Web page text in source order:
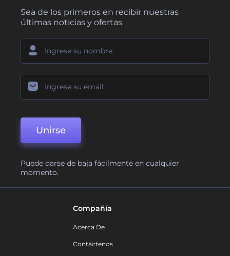
Sea de los primeros en recibir nuestras
últimas noticias y ofertas
Unirse
Puede darse de baja fácilmente en cualquier
momento.
Compañía
Acerca De
Contáctenos